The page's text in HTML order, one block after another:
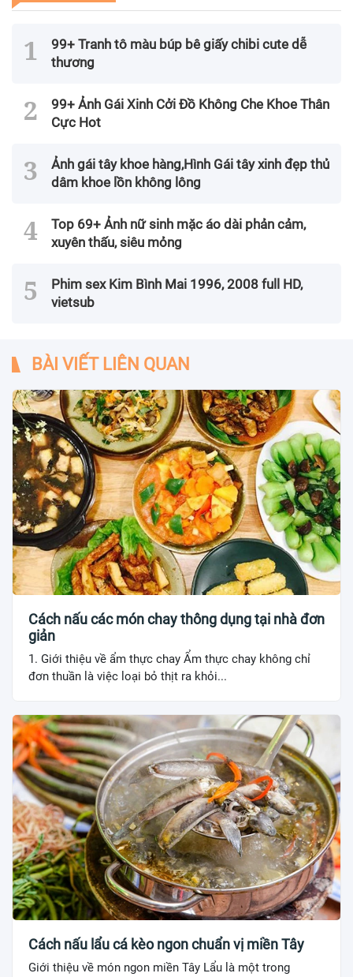
99+ Tranh tô màu búp bê giấy chibi cute dễ
thương
99+ Ảnh Gái Xinh Cởi Đồ Không Che Khoe Thân
Cực Hot
Ảnh gái tây khoe hàng,Hình Gái tây xinh đẹp thủ
dâm khoe lồn không lông
Top 69+ Ảnh nữ sinh mặc áo dài phản cảm,
xuyên thấu, siêu mỏng
Phim sex Kim Bình Mai 1996, 2008 full HD,
vietsub
BÀI VIẾT LIÊN QUAN
Cách nấu các món chay thông dụng tại nhà đơn
giản
1. Giới thiệu về ẩm thực chay Ẩm thực chay không chỉ
đơn thuần là việc loại bỏ thịt ra khỏi...
Cách nấu lẩu cá kèo ngon chuẩn vị miền Tây
Giới thiệu về món ngon miền Tây Lẩu là một trong